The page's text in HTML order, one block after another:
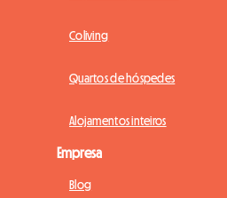
Coliving
Quartos de hóspedes
Alojamentos inteiros
Empresa
Blog